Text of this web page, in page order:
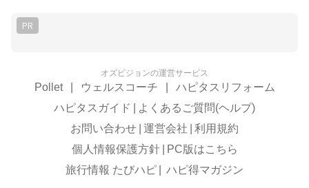
PR
オズビジョンの運営サービス
Pollet ウェルスコーチ
ハピタスリフォーム
ハピタスガイド
よくあるご質問(ヘルプ)
お問い合わせ 運営会社
利用規約
個人情報保護方針
PC版はこちら
旅行情報 たびハピ
ハピ得マガジン